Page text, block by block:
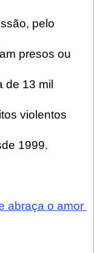
pelo
presos ou
de 13 mil
violentos
1999.
abraça o amor